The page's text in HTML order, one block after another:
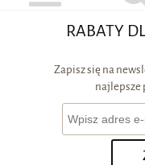
RABATY
Zapisz się na
najlepsze